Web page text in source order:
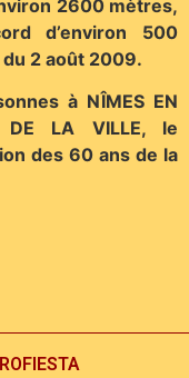
2600 mètres,
d’environ 500
2 août 2009.
à NÎMES EN
DE LA VILLE, le
des 60 ans de la